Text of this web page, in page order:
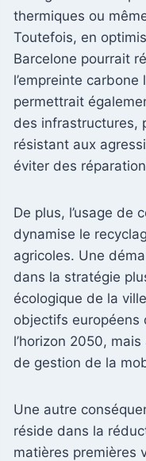
thermiques ou
Toutefois, en
Barcelone pourrait
l’empreinte
permettrait
des infrastructures,
résistant aux
éviter des
De plus, l’usage de
dynamise le
agricoles. Une
dans la stratégie
écologique de la
objectifs européens
l’horizon 2050,
de gestion de la
Une autre
réside dans la
matières premières